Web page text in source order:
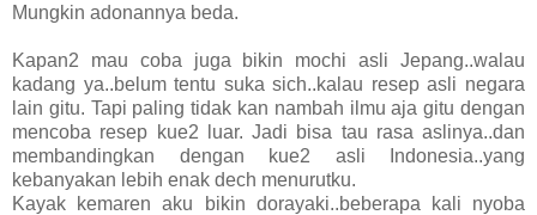
Mungkin adonannya beda.
Kapan2 mau coba juga bikin mochi asli Jepang..walau
kadang ya..belum tentu suka sich..kalau resep asli negara
lain gitu. Tapi paling tidak kan nambah ilmu aja gitu dengan
mencoba resep kue2 luar. Jadi bisa tau rasa aslinya..dan
membandingkan dengan kue2 asli Indonesia..yang
kebanyakan lebih enak dech menurutku.
Kayak kemaren aku bikin dorayaki..beberapa kali nyoba